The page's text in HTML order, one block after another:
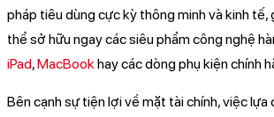
pháp tiêu dùng cực kỳ thông minh và kinh tế,
thể sở hữu ngay các siêu phẩm công nghệ
iPad,MacBookhay các dòng phụ kiện chính
Bên cạnh sự tiện lợi về mặt tài chính, việc lựa